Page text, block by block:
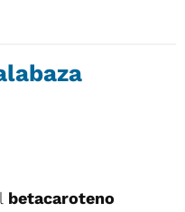
betacaroteno